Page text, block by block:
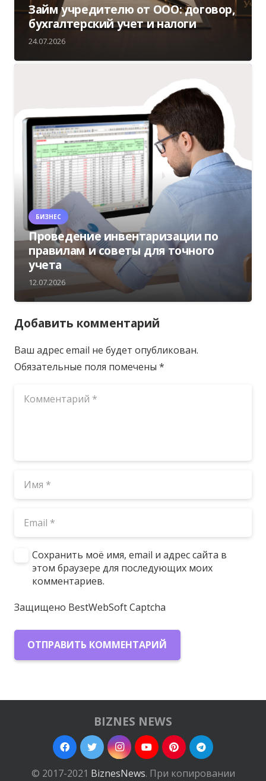
Займ учредителю от ООО: договор,
бухгалтерский учет и налоги
24.07.2026
БИЗНЕС
Проведение инвентаризации по
правилам и советы для точного
учета
12.07.2026
Добавить комментарий
Ваш адрес email не будет опубликован.
Обязательные поля помечены *
Сохранить моё имя, email и адрес сайта в
этом браузере для последующих моих
комментариев.
Защищено BestWebSoft Captcha
ОТПРАВИТЬ КОММЕНТАРИЙ
BIZNES NEWS
© 2017-2021 BiznesNews. При копировании